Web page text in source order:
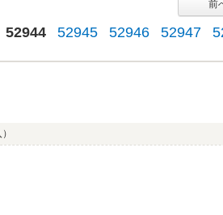
前
52944 52945 52946 52947